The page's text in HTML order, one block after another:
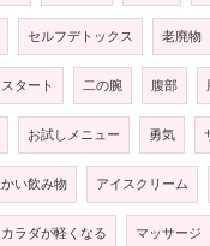
セルフデトックス 老廃物
スタート 二の腕 腹部
お試しメニュー 勇気
い飲み物 アイスクリーム
カラダが軽くなる マッサージ